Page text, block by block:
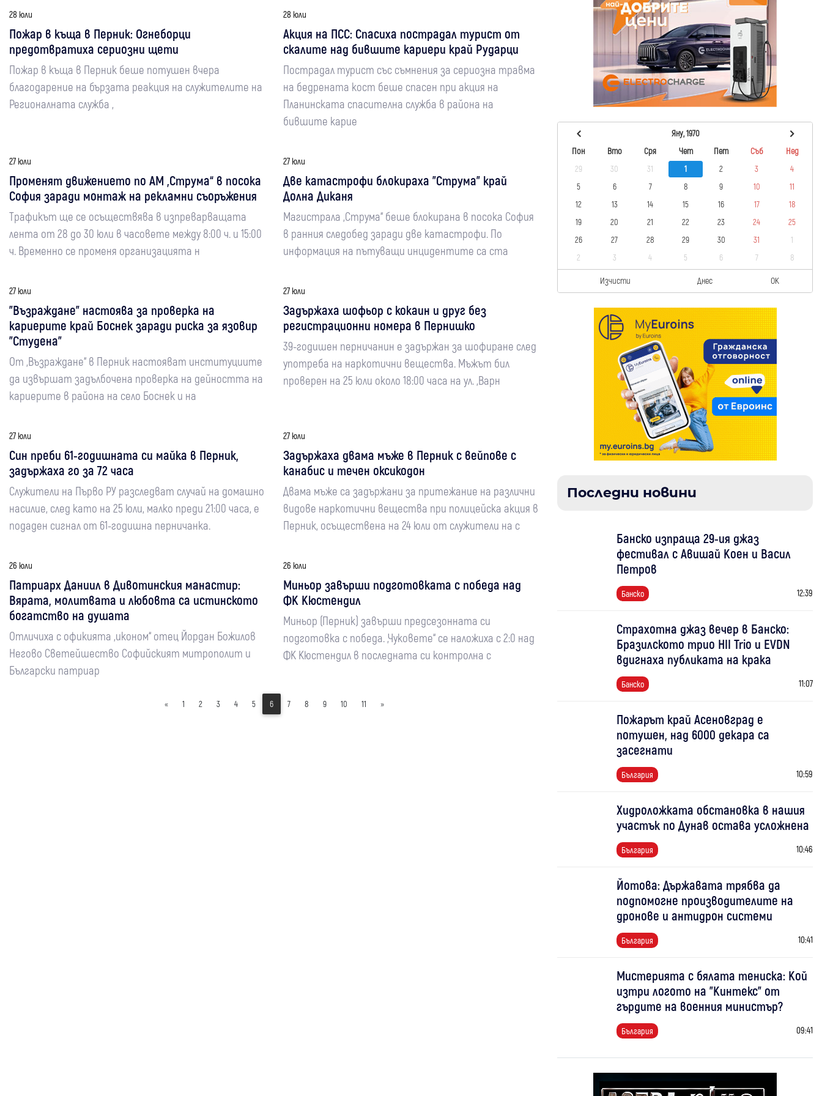
28 юли
Пожар в къща в Перник: Огнеборци
предотвратиха сериозни щети
Пожар в къща в Перник беше потушен вчера
благодарение на бързата реакция на служителите на
Регионалната служба „
28 юли
Акция на ПСС: Спасиха пострадал турист от
скалите над бившите кариери край Рударци
Пострадал турист със съмнения за сериозна травма
на бедрената кост беше спасен при акция на
Планинската спасителна служба в района на
бившите карие
27 юли
Променят движението по АМ „Струма“ в посока
София заради монтаж на рекламни съоръжения
Трафикът ще се осъществява в изпреварващата
лента от 28 до 30 юли в часовете между 8:00 ч. и 15:00
ч. Временно се променя организацията н
27 юли
Две катастрофи блокираха "Струма" край
Долна Диканя
Магистрала „Струма“ беше блокирана в посока София
в ранния следобед заради две катастрофи. По
информация на пътуващи инцидентите са ста
27 юли
"Възраждане" настоява за проверка на
кариерите край Боснек заради риска за язовир
"Студена"
От „Възраждане“ в Перник настояват институциите
да извършат задълбочена проверка на дейността на
кариерите в района на село Боснек и на
27 юли
Задържаха шофьор с кокаин и друг без
регистрационни номера в Пернишко
39-годишен перничанин е задържан за шофиране след
употреба на наркотични вещества. Мъжът бил
проверен на 25 юли около 18:00 часа на ул. „Варн
27 юли
Син преби 61-годишната си майка в Перник,
задържаха го за 72 часа
Служители на Първо РУ разследват случай на домашно
насилие, след като на 25 юли, малко преди 21:00 часа, е
подаден сигнал от 61-годишна перничанка.
27 юли
Задържаха двама мъже в Перник с вейпове с
канабис и течен оксикодон
Двама мъже са задържани за притежание на различни
видове наркотични вещества при полицейска акция в
Перник, осъществена на 24 юли от служители на с
26 юли
Патриарх Даниил в Дивотинския манастир:
Вярата, молитвата и любовта са истинското
богатство на душата
Отличиха с офикията „иконом“ отец Йордан Божилов
Негово Светейшество Софийският митрополит и
Български патриар
26 юли
Миньор завърши подготовката с победа над
ФК Кюстендил
Миньор (Перник) завърши предсезонната си
подготовка с победа. „Чуковете“ се наложиха с 2:0 над
ФК Кюстендил в последната си контролна с
« 1 2 3 4 5 6 7 8 9 10 11 »
Яну, 1970
Пон
Вто Сря Чет Пет Съб
Нед
29
30 31 1 2 3
4
5
6 7 8 9 10
11
12
13 14 15 16 17
18
19
20 21 22 23 24
25
26
27 28 29 30 31
1
2
3 4 5 6 7 8
Изчисти Днес OK
Последни новини
Банско изпраща 29-ия джаз
фестивал с Авишай Коен и Васил
Петров
Банско 12:39
Страхотна джаз вечер в Банско:
Бразилското трио HII Trio и EVDN
вдигнаха публиката на крака
Банско 11:07
Пожарът край Асеновград е
потушен, над 6000 декара са
засегнати
България 10:59
Хидроложката обстановка в нашия
участък по Дунав остава усложнена
България 10:46
Йотова: Държавата трябва да
подпомогне производителите на
дронове и антидрон системи
България 10:41
Мистерията с бялата тениска: Кой
изтри логото на "Кинтекс" от
гърдите на военния министър?
България 09:41